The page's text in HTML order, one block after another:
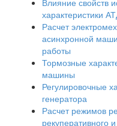
Влияние свойств
характеристики
Расчет
асинхронной
работы
Тормозные
машины
Регулировочные
генератора
Расчет режимов
рекуперативного